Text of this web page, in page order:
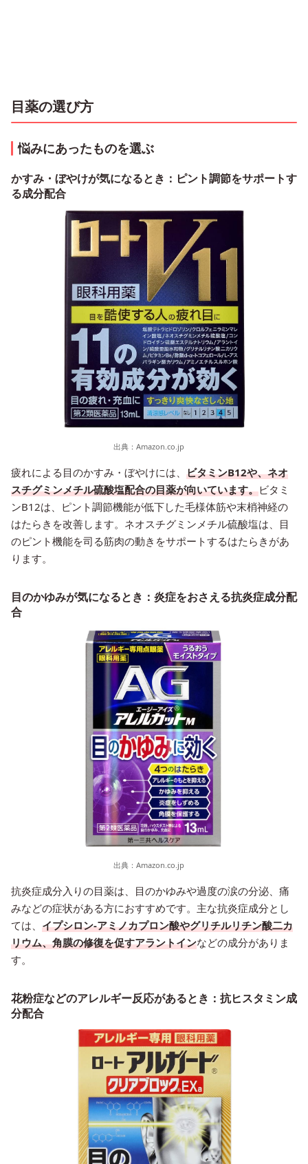
目薬の選び方
悩みにあったものを選ぶ
かすみ・ぼやけが気になるとき：ピント調節をサポートす
る成分配合
出典： Amazon.co.jp
疲れによる目のかすみ・ぼやけには、 ビタミンB12や、ネオ
スチグミンメチル硫酸塩配合の目薬が向いています。ビタミ
ンB12は、ピント調節機能が低下した毛様体筋や末梢神経の
はたらきを改善します。ネオスチグミンメチル硫酸塩は、目
のピント機能を司る筋肉の動きをサポートするはたらきがあ
ります。
目のかゆみが気になるとき：炎症をおさえる抗炎症成分配
合
出典： Amazon.co.jp
抗炎症成分入りの目薬は、目のかゆみや過度の涙の分泌、痛
みなどの症状がある方におすすめです。主な抗炎症成分とし
ては、 イプシロン-アミノカプロン酸やグリチルリチン酸二カ
リウム、角膜の修復を促すアラントインなどの成分がありま
す。
花粉症などのアレルギー反応があるとき：抗ヒスタミン成
分配合